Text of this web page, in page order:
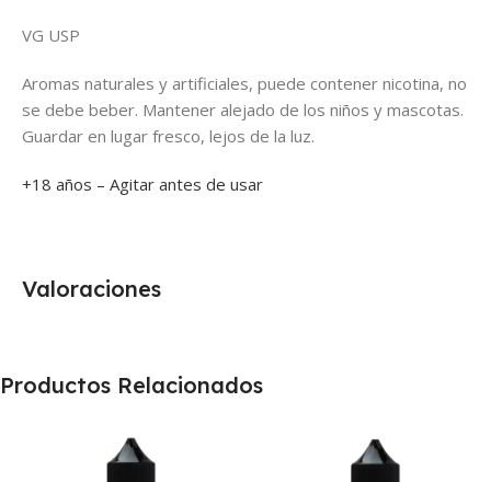
VG USP
Aromas naturales y artificiales, puede contener nicotina, no
se debe beber. Mantener alejado de los niños y mascotas.
Guardar en lugar fresco, lejos de la luz.
+18 años – Agitar antes de usar
Valoraciones
Productos Relacionados